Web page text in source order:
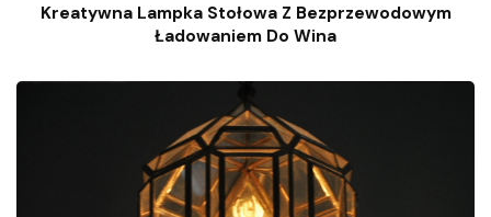
Kreatywna Lampka Stołowa Z Bezprzewodowym
Ładowaniem Do Wina